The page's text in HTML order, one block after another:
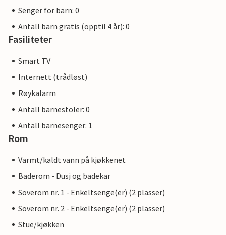
Senger for barn: 0
Antall barn gratis (opptil 4 år): 0
Fasiliteter
Smart TV
Internett (trådløst)
Røykalarm
Antall barnestoler: 0
Antall barnesenger: 1
Rom
Varmt/kaldt vann på kjøkkenet
Baderom - Dusj og badekar
Soverom nr. 1 - Enkeltsenge(er) (2 plasser)
Soverom nr. 2 - Enkeltsenge(er) (2 plasser)
Stue/kjøkken